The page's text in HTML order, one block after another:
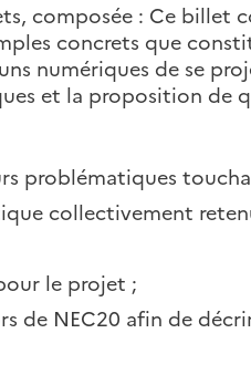
composée : Ce billet
concrets que
numériques de se
et la proposition de
problématiques
collectivement
le projet ;
de NEC20 afin de